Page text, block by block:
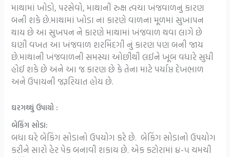
માથામાં ખોડો, પરસેવો, માથાની રુક્ષ ત્વચા ખંજવાળનું કારણ
બની શકે છે.માથામાં ખોડા ના કારણે વાળના મૂળમાં સુખાપન
થાય છે આ સુખપન ને કારણે માથામાં ખંજવાળ થવા લાગે છે
ઘણી વખત આ ખંજવાળ શરમિંદગી નું કારણ પણ બની જાય
છે.માથાની ખંજવાળની સમસ્યા ઓછીથી લઈને ખૂબ વધારે સુધી
હોઈ શકે છે અને આ જ કારણ છે કે તેના માટે પર્યાપ્ત દેખભાળ
અને ઉપાયની જરૂરિયાત હોય છે.
ઘરગથ્થું ઉપાયો :
બેકિંગ સોડા:
બધા ઘરે બેકિંગ સોડાનો ઉપયોગ કરે છે. બેકિંગ સોડાનો ઉપયોગ
કરીને સારો હેર પેક બનાવી શકાય છે. એક કટોરામાં ૪-૫ ચમચી